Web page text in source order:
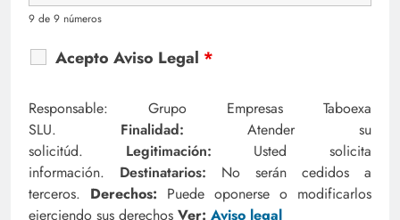
9 de 9 números
Acepto Aviso Legal *
Responsable: Grupo Empresas Taboexa
SLU. Finalidad:Atender su
solicitúd. Legitimación: Usted solicita
información. Destinatarios: No serán cedidos a
terceros. Derechos: Puede oponerse o modificarlos
ejerciendo sus derechos Ver: Aviso legal